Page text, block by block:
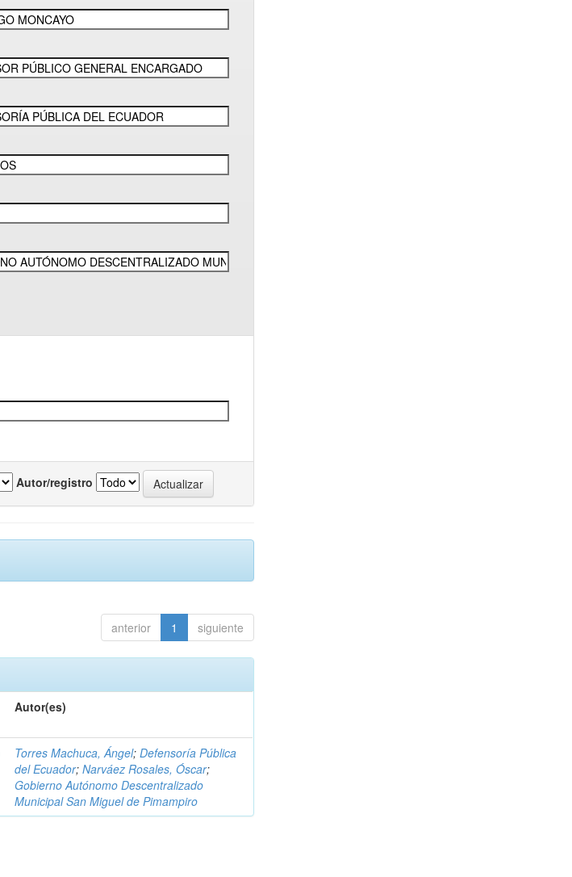
Autor/registro
anterior 1 siguiente
Autor(es)
Torres Machuca, Ángel;Defensoría Pública
del Ecuador;Narváez Rosales, Óscar;
Gobierno Autónomo Descentralizado
Municipal San Miguel de Pimampiro